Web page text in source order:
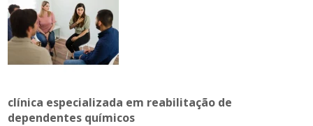
clínica especializada em reabilitação de
dependentes químicos